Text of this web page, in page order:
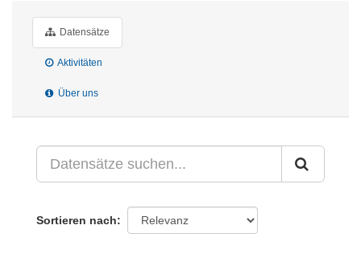
Datensätze
Aktivitäten
Über uns
Sortieren nach